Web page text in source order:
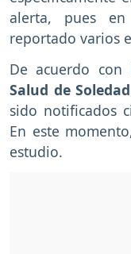
alerta, pues
reportado varios
De acuerdo con
Salud de Soledad
sido notificados
En este
estudio.